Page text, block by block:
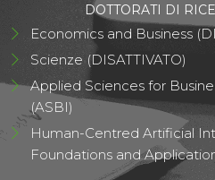
DOTTORATI DI
Economics and Business
Scienze (DISATTIVATO)
Applied Sciences for
(ASBI)
Human-Centred Artificial
Foundations and